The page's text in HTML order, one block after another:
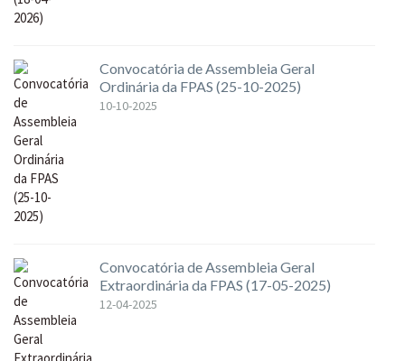
Convocatória de Assembleia Geral
Ordinária da FPAS (25-10-2025)
10-10-2025
Convocatória de Assembleia Geral
Extraordinária da FPAS (17-05-2025)
12-04-2025